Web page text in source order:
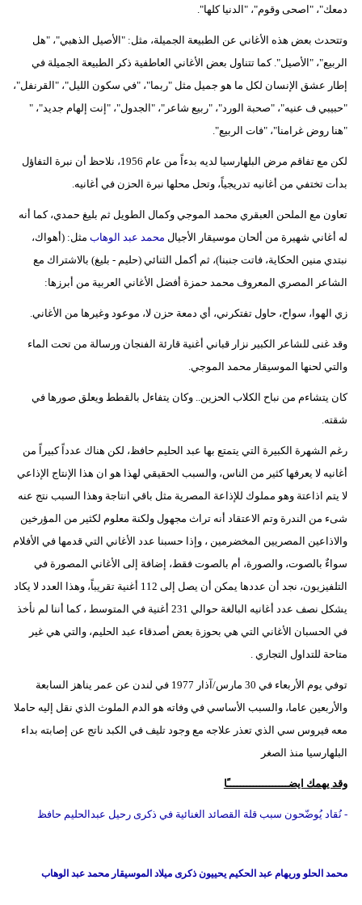
دمعك"، "اصحى وقوم"، "الدنيا كلها".
وتتحدث بعض هذه الأغاني عن الطبيعة الجميلة، مثل: "الأصيل الذهبي"، "هل
الربيع"، "الأصيل". كما تتناول بعض الأغاني العاطفية ذكر الطبيعة الجميلة في
إطار عشق الإنسان لكل ما هو جميل مثل "ربما"، "في سكون الليل"، "القرنفل"،
"حبيبي ف عنيه"، "صحبة الورد"، "ربيع شاعر"، "الجدول"، "إنت إلهام جديد"، "
"هنا روض غرامنا"، "فات الربيع".
لكن مع تفاقم مرض البلهارسيا لديه بدءاً من عام 1956، نلاحظ أن نبرة التفاؤل
بدأت تختفي من أغانيه تدريجياً، وتحل محلها نبرة الحزن في أغانيه.
تعاون مع الملحن العبقري محمد الموجي وكمال الطويل ثم بليغ حمدي، كما أنه
له أغاني شهيرة من ألحان موسيقار الأجيال محمد عبد الوهاب مثل: (أهواك،
نبتدي منين الحكاية، فاتت جنبنا)، ثم أكمل الثنائي (حليم - بليغ) بالاشتراك مع
الشاعر المصري المعروف محمد حمزة أفضل الأغاني العربية من أبرزها:
زي الهوا، سواح، حاول تفتكرني، أي دمعة حزن لا، موعود وغيرها من الأغاني.
وقد غنى للشاعر الكبير نزار قباني أغنية قارئة الفنجان ورسالة من تحت الماء
والتي لحنها الموسيقار محمد الموجي.
كان يتشاءم من نباح الكلاب الحزين.. وكان يتفاءل بالقطط ويعلق صورها في
شقته.
رغم الشهرة الكبيرة التي يتمتع بها عبد الحليم حافظ، لكن هناك عدداً كبيراً من
أغانيه لا يعرفها كثير من الناس، والسبب الحقيقي لهذا هو ان هذا الإنتاج الإذاعي
لا يتم اذاعتة وهو مملوك للإذاعة المصرية مثل باقي انتاجة وهذا السبب نتج عنه
شىء من الندرة وتم الاعتقاد أنه تراث مجهول ولكنة معلوم لكثير من المؤرخين
والاذاعين المصريين المخضرمين ، وإذا حسبنا عدد الأغاني التي قدمها في الأفلام
سواءٌ بالصوت، والصورة، أم بالصوت فقط، إضافة إلى الأغاني المصورة في
التلفيزيون، نجد أن عددها يمكن أن يصل إلى 112 أغنية تقريباً، وهذا العدد لا يكاد
يشكل نصف عدد أغانيه البالغة حوالي 231 أغنية في المتوسط ، كما أننا لم نأخذ
في الحسبان الأغاني التي هي بحوزة بعض أصدقاء عبد الحليم، والتي هي غير
متاحة للتداول التجاري .
توفي يوم الأربعاء في 30 مارس/آذار 1977 في لندن عن عمر يناهز السابعة
والأربعين عاما، والسبب الأساسي في وفاته هو الدم الملوث الذي نقل إليه حاملا
معه فيروس سي الذي تعذر علاجه مع وجود تليف في الكبد ناتج عن إصابته بداء
البلهارسيا منذ الصغر
وقد يهمك ايضـــــــــــــــــــًا
- نُقاد يُوضّحون سبب قلة القصائد الغنائية في ذكرى رحيل عبدالحليم حافظ
محمد الحلو وريهام عبد الحكيم يحييون ذكرى ميلاد الموسيقار محمد عبد الوهاب